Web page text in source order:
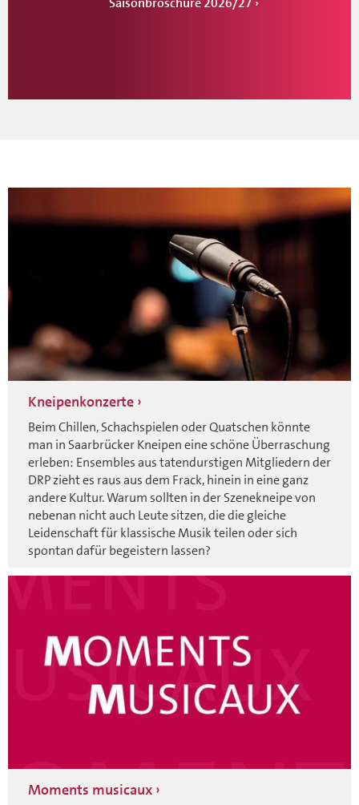
Kneipenkonzerte
Beim Chillen, Schachspielen oder Quatschen könnte
man in Saarbrücker Kneipen eine schöne Überraschung
erleben: Ensembles aus tatendurstigen Mitgliedern der
DRP zieht es raus aus dem Frack, hinein in eine ganz
andere Kultur. Warum sollten in der Szenekneipe von
nebenan nicht auch Leute sitzen, die die gleiche
Leidenschaft für klassische Musik teilen oder sich
spontan dafür begeistern lassen?
Moments musicaux